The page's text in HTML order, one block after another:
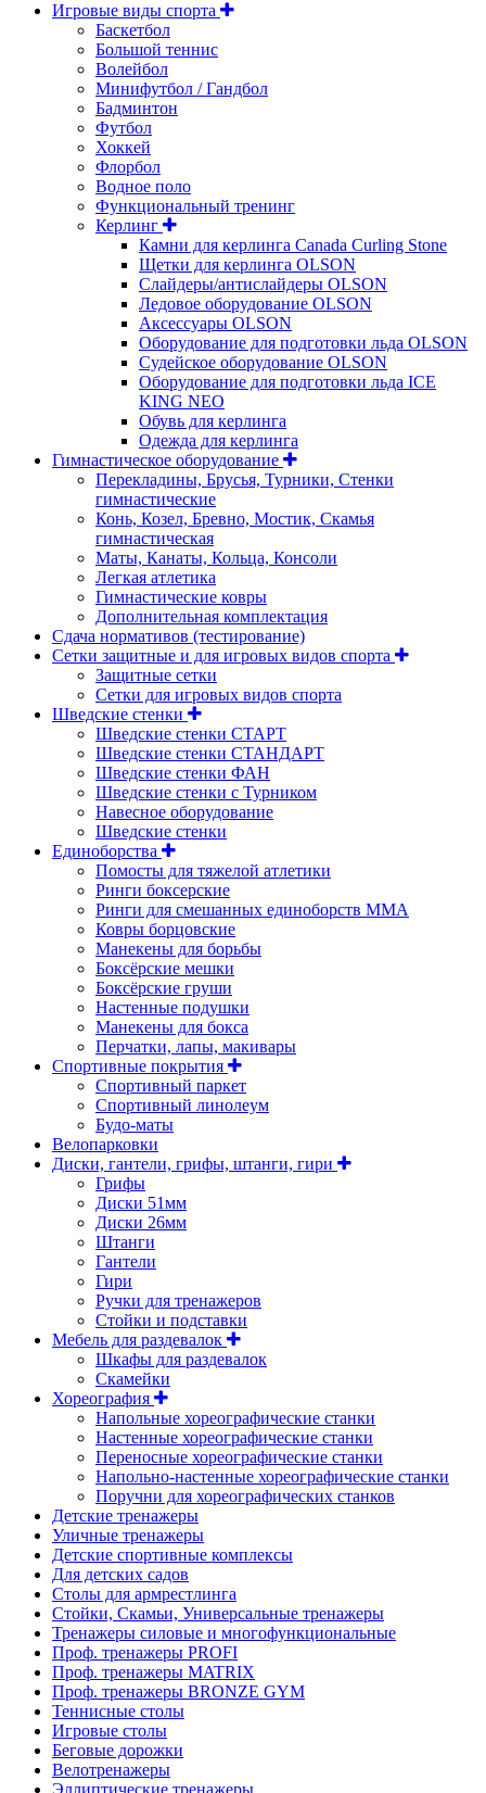
Игровые виды спорта
Баскетбол
Большой теннис
Волейбол
Минифутбол / Гандбол
Бадминтон
Футбол
Хоккей
Флорбол
Водное поло
Функциональный тренинг
Керлинг
Камни для керлинга Canada Curling Stone
Щетки для керлинга OLSON
Слайдеры/антислайдеры OLSON
Ледовое оборудование OLSON
Аксессуары OLSON
Оборудование для подготовки льда OLSON
Судейское оборудование OLSON
Оборудование для подготовки льда ICE
KING NEO
Обувь для керлинга
Одежда для керлинга
Гимнастическое оборудование
Перекладины, Брусья, Турники, Стенки
гимнастические
Конь, Козел, Бревно, Мостик, Скамья
гимнастическая
Маты, Канаты, Кольца, Консоли
Легкая атлетика
Гимнастические ковры
Дополнительная комплектация
Сдача нормативов (тестирование)
Сетки защитные и для игровых видов спорта
Защитные сетки
Сетки для игровых видов спорта
Шведские стенки
Шведские стенки СТАРТ
Шведские стенки СТАНДАРТ
Шведские стенки ФАН
Шведские стенки с Турником
Навесное оборудование
Шведские стенки
Единоборства
Помосты для тяжелой атлетики
Ринги боксерские
Ринги для смешанных единоборств ММА
Ковры борцовские
Манекены для борьбы
Боксёрские мешки
Боксёрские груши
Настенные подушки
Манекены для бокса
Перчатки, лапы, макивары
Спортивные покрытия
Спортивный паркет
Спортивный линолеум
Будо-маты
Велопарковки
Диски, гантели, грифы, штанги, гири
Грифы
Диски 51мм
Диски 26мм
Штанги
Гантели
Гири
Ручки для тренажеров
Стойки и подставки
Мебель для раздевалок
Шкафы для раздевалок
Скамейки
Хореография
Напольные хореографические станки
Настенные хореографические станки
Переносные хореографические станки
Напольно-настенные хореографические станки
Поручни для хореографических станков
Детские тренажеры
Уличные тренажеры
Детские спортивные комплексы
Для детских садов
Столы для армрестлинга
Стойки, Скамьи, Универсальные тренажеры
Тренажеры силовые и многофункциональные
Проф. тренажеры PROFI
Проф. тренажеры MATRIX
Проф. тренажеры BRONZE GYM
Теннисные столы
Игровые столы
Беговые дорожки
Велотренажеры